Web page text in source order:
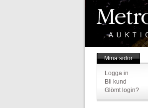
Mina sidor
Logga in
Bli kund
Glömt login?